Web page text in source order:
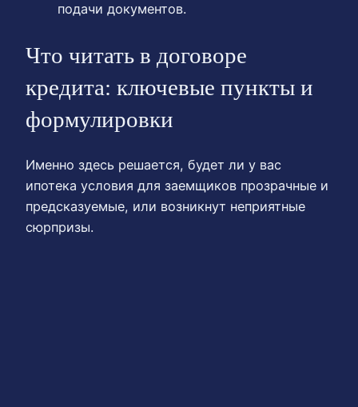
подачи документов.
Что читать в договоре
кредита: ключевые пункты и
формулировки
Именно здесь решается, будет ли у вас
ипотека условия для заемщиков прозрачные и
предсказуемые, или возникнут неприятные
сюрпризы.